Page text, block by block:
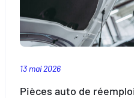
13 mai 2026
Pièces auto de